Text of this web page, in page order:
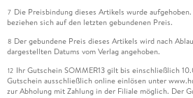
7 Die Preisbindung dieses Artikels wurde
beziehen sich auf den letzten gebundenen Preis.
8 Der gebundene Preis dieses Artikels wird nach
dargestellten Datums vom Verlag angehoben.
12 Ihr Gutschein SOMMER13 gilt bis einschließlich
Gutschein ausschließlich online einlösen unter
zur Abholung mit Zahlung in der Filiale möglich. Der